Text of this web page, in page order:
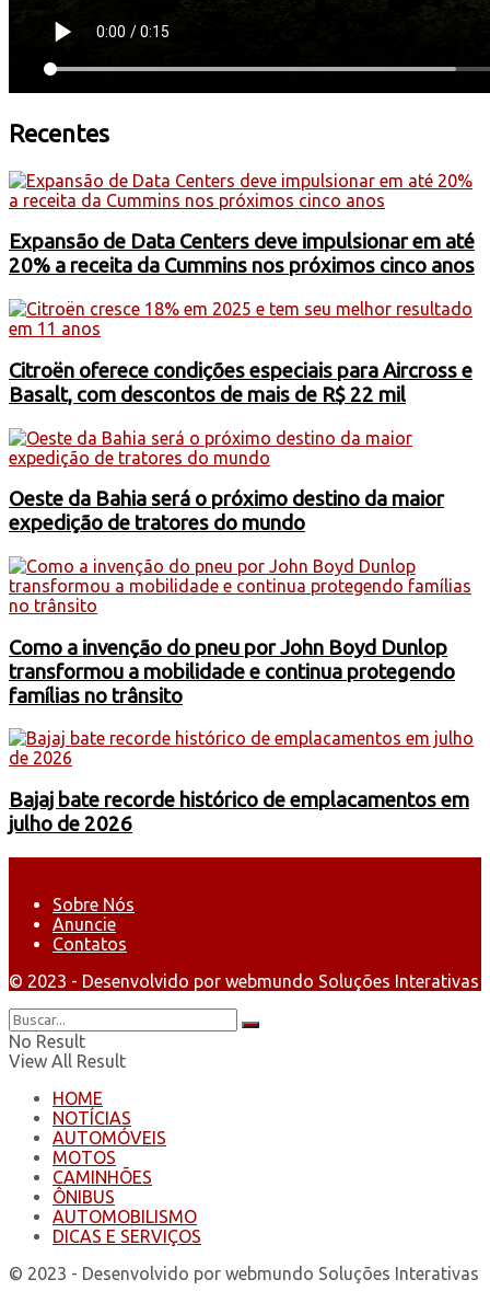
Recentes
Expansão de Data Centers deve impulsionar em até
20% a receita da Cummins nos próximos cinco anos
Citroën oferece condições especiais para Aircross e
Basalt, com descontos de mais de R$ 22 mil
Oeste da Bahia será o próximo destino da maior
expedição de tratores do mundo
Como a invenção do pneu por John Boyd Dunlop
transformou a mobilidade e continua protegendo
famílias no trânsito
Bajaj bate recorde histórico de emplacamentos em
julho de 2026
Sobre Nós
Anuncie
Contatos
© 2023 - Desenvolvido por webmundo Soluções Interativas
No Result
View All Result
HOME
NOTÍCIAS
AUTOMÓVEIS
MOTOS
CAMINHÕES
ÔNIBUS
AUTOMOBILISMO
DICAS E SERVIÇOS
© 2023 - Desenvolvido por webmundo Soluções Interativas